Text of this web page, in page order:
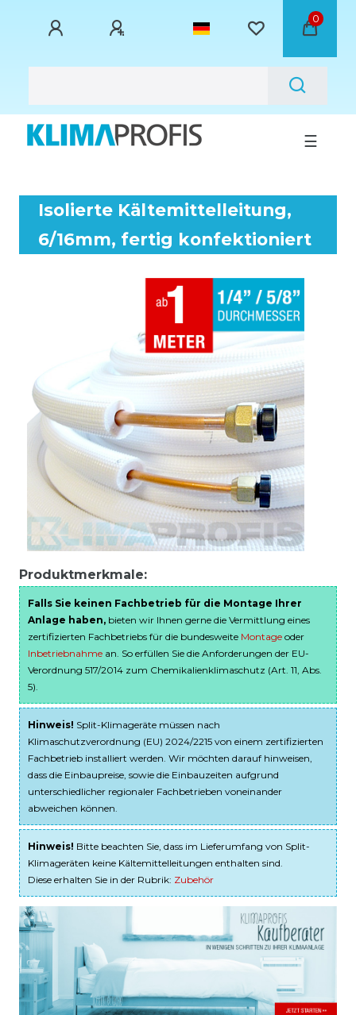
0
☰
Isolierte Kältemittelleitung,
6/16mm, fertig konfektioniert
Produktmerkmale:
Falls Sie keinen Fachbetrieb für die Montage Ihrer
Anlage haben, bieten wir Ihnen gerne die Vermittlung eines
zertifizierten Fachbetriebs für die bundesweite Montage oder
Inbetriebnahme an. So erfüllen Sie die Anforderungen der EU-
Verordnung 517/2014 zum Chemikalienklimaschutz (Art. 11, Abs.
5).
Hinweis! Split-Klimageräte müssen nach
Klimaschutzverordnung (EU) 2024/2215 von einem zertifizierten
Fachbetrieb installiert werden. Wir möchten darauf hinweisen,
dass die Einbaupreise, sowie die Einbauzeiten aufgrund
unterschiedlicher regionaler Fachbetrieben voneinander
abweichen können.
Hinweis! Bitte beachten Sie, dass im Lieferumfang von Split-
Klimageräten keine Kältemittelleitungen enthalten sind.
Diese erhalten Sie in der Rubrik: Zubehör